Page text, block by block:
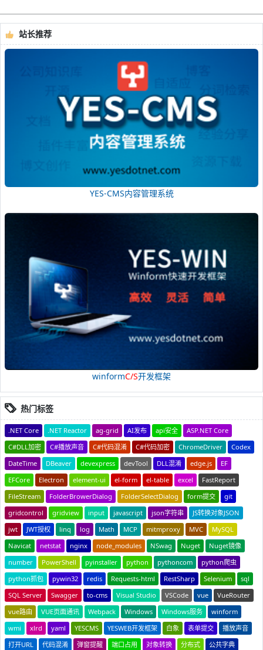
站长推荐
YES-CMS内容管理系统
winformC/S开发框架
热门标签
.NET Core .NET Reactor ag-grid AI发布 api安全
ASP.NET Core
C#DLL加密
C#播放声音 C#代码混淆 C#代码加密 ChromeDriver
Codex
DateTime
DBeaver devexpress devTool DLL混淆 edge.js
EF
EFCore
Electron element-ui el-form el-table excel
FastReport
FileStream
FolderBrowerDialog FolderSelectDialog form提交
git
gridcontrol
gridview input javascript json字符串
JS转换对象JSON
jwt
JWT授权 linq log Math MCP mitmproxy MVC
MySQL
Navicat
netstat nginx node_modules NSwag Nuget
Nuget镜像
number
PowerShell pyinstaller python pythoncom
python爬虫
python抓包
pywin32 redis Requests-html RestSharp Selenium
sql
SQL Server
Swagger to-cms Visual Studio VSCode vue
VueRouter
vue路由
VUE页面通讯 Webpack Windows Windows服务
winform
wmi
xlrd yaml YESCMS YESWEB开发框架 白象 表单提交
播放声音
打开URL
代码混淆 弹窗提醒 端口占用 对象转换 分布式
公共字典